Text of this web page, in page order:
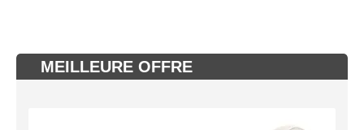
MEILLEURE OFFRE